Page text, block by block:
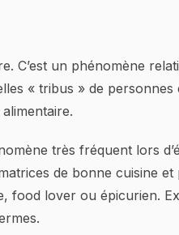
C’est un phénomène
« tribus » de personnes
très fréquent lors
de bonne cuisine
food lover ou épicurien.